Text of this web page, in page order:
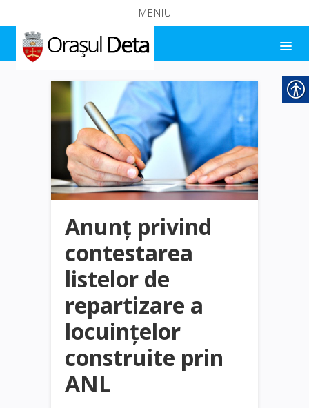
MENIU
Anunț privind
contestarea
listelor de
repartizare a
locuinţelor
construite prin
ANL